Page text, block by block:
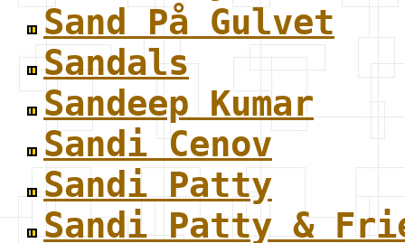
Sand På Gulvet
Sandals
Sandeep Kumar
Sandi Cenov
Sandi Patty
Sandi Patty &